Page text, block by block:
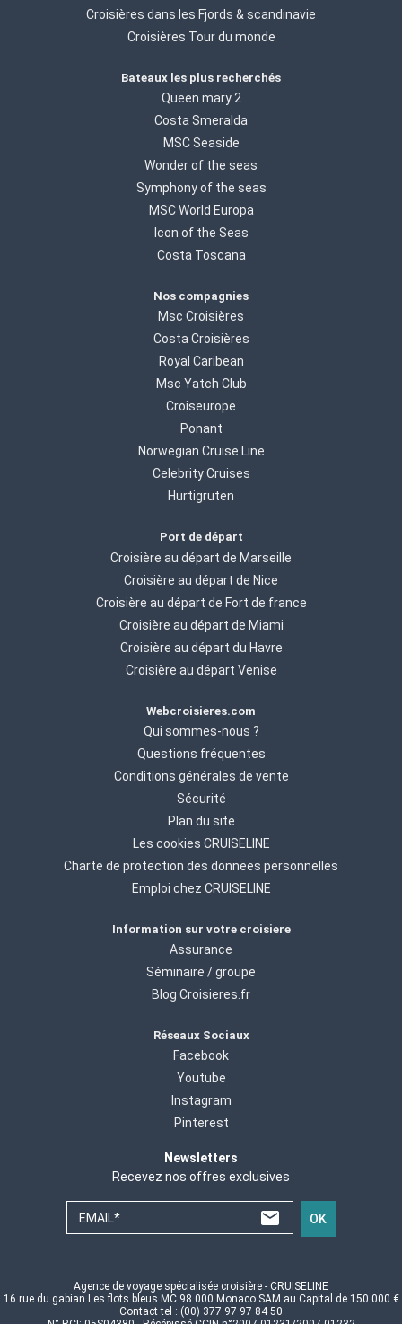
Croisières dans les Fjords & scandinavie
Croisières Tour du monde
Bateaux les plus recherchés
Queen mary 2
Costa Smeralda
MSC Seaside
Wonder of the seas
Symphony of the seas
MSC World Europa
Icon of the Seas
Costa Toscana
Nos compagnies
Msc Croisières
Costa Croisières
Royal Caribean
Msc Yatch Club
Croiseurope
Ponant
Norwegian Cruise Line
Celebrity Cruises
Hurtigruten
Port de départ
Croisière au départ de Marseille
Croisière au départ de Nice
Croisière au départ de Fort de france
Croisière au départ de Miami
Croisière au départ du Havre
Croisière au départ Venise
Webcroisieres.com
Qui sommes-nous ?
Questions fréquentes
Conditions générales de vente
Sécurité
Plan du site
Les cookies CRUISELINE
Charte de protection des donnees personnelles
Emploi chez CRUISELINE
Information sur votre croisiere
Assurance
Séminaire / groupe
Blog Croisieres.fr
Réseaux Sociaux
Facebook
Youtube
Instagram
Pinterest
Newsletters
Recevez nos offres exclusives
EMAIL* OK
Agence de voyage spécialisée croisière - CRUISELINE
16 rue du gabian Les flots bleus MC 98 000 Monaco SAM au Capital de 150 000 €
Contact tel : (00) 377 97 97 84 50